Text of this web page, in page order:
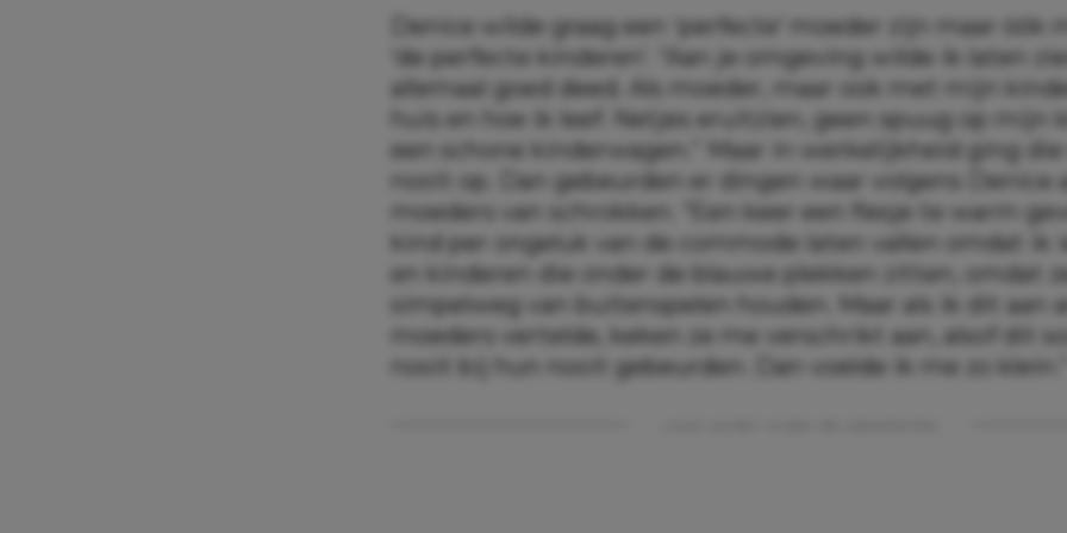
Denice wilde graag een ‘perfecte’ moeder zijn maar óók
‘de perfecte kinderen’. “Aan je omgeving wilde ik laten
allemaal goed deed. Als moeder, maar ook met mijn
huis en hoe ik leef. Netjes eruitzien, geen spuug op mijn
een schone kinderwagen.” Maar in werkelijkheid ging
nooit op. Dan gebeurden er dingen waar volgens Denice
moeders van schrokken. “Een keer een flesje te warm
kind per ongeluk van de commode laten vallen omdat ik
en kinderen die onder de blauwe plekken zitten, omdat
simpelweg van buitenspelen houden. Maar als ik dit aan
moeders vertelde, keken ze me verschrikt aan, alsof dit
nooit bij hun nooit gebeurden. Dan voelde ik me zo